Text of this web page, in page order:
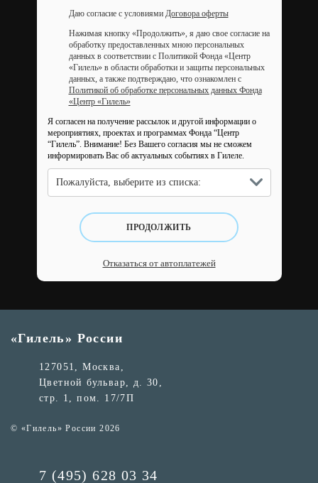
Даю согласие с условиями Договора оферты
Нажимая кнопку «Продолжить», я даю свое согласие на
обработку предоставленных мною персональных
данных в соответствии с Политикой Фонда «Центр
«Гилель» в области обработки и защиты персональных
данных, а также подтверждаю, что ознакомлен с
Политикой об обработке персональных данных Фонда
«Центр «Гилель»
Я согласен на получение рассылок и другой информации о
мероприятиях, проектах и программах Фонда “Центр
“Гилель”. Внимание! Без Вашего согласия мы не сможем
информировать Вас об актуальных событиях в Гилеле.
Пожалуйста, выберите из списка:
ПРОДОЛЖИТЬ
Отказаться от автоплатежей
«Гилель» России
127051, Москва,
Цветной бульвар, д. 30,
стр. 1, пом. 17/7П
© «Гилель» России 2026
7 (495) 628 03 34